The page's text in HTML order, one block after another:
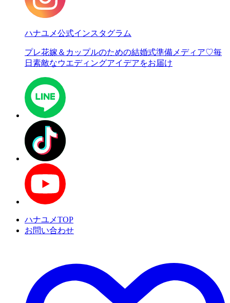
ハナユメ公式インスタグラム
プレ花嫁＆カップルのための結婚式準備メディア♡毎
日素敵なウエディングアイデアをお届け
ハナユメTOP
お問い合わせ